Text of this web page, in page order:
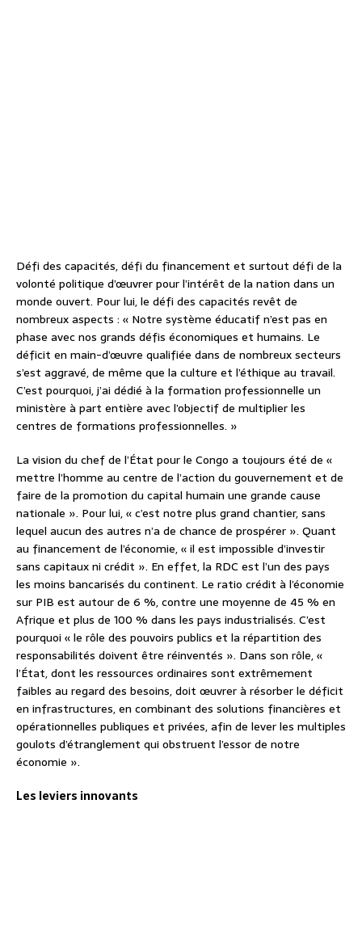
Défi des capacités, défi du financement et surtout défi de la
volonté politique d’œuvrer pour l’intérêt de la nation dans un
monde ouvert. Pour lui, le défi des capacités revêt de
nombreux aspects : « Notre système éducatif n’est pas en
phase avec nos grands défis économiques et humains. Le
déficit en main-d’œuvre qualifiée dans de nombreux secteurs
s’est aggravé, de même que la culture et l’éthique au travail.
C’est pourquoi, j’ai dédié à la formation professionnelle un
ministère à part entière avec l’objectif de multiplier les
centres de formations professionnelles. »
La vision du chef de l’État pour le Congo a toujours été de «
mettre l’homme au centre de l’action du gouvernement et de
faire de la promotion du capital humain une grande cause
nationale ». Pour lui, « c’est notre plus grand chantier, sans
lequel aucun des autres n’a de chance de prospérer ». Quant
au financement de l’économie, « il est impossible d’investir
sans capitaux ni crédit ». En effet, la RDC est l’un des pays
les moins bancarisés du continent. Le ratio crédit à l’économie
sur PIB est autour de 6 %, contre une moyenne de 45 % en
Afrique et plus de 100 % dans les pays industrialisés. C’est
pourquoi « le rôle des pouvoirs publics et la répartition des
responsabilités doivent être réinventés ». Dans son rôle, «
l’État, dont les ressources ordinaires sont extrêmement
faibles au regard des besoins, doit œuvrer à résorber le déficit
en infrastructures, en combinant des solutions financières et
opérationnelles publiques et privées, afin de lever les multiples
goulots d’étranglement qui obstruent l’essor de notre
économie ».
Les leviers innovants